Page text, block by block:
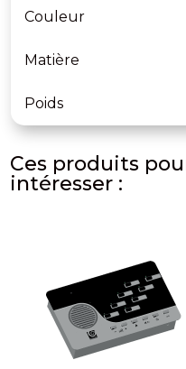
Couleur
Matière
Poids
Ces produits
intéresser :